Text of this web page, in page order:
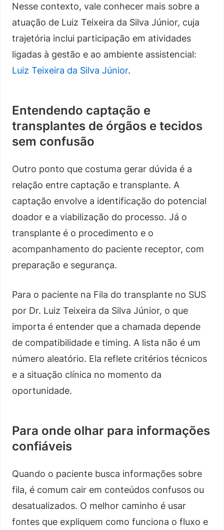
Nesse contexto, vale conhecer mais sobre a
atuação de Luiz Teixeira da Silva Júnior, cuja
trajetória inclui participação em atividades
ligadas à gestão e ao ambiente assistencial:
Luiz Teixeira da Silva Júnior.
Entendendo captação e
transplantes de órgãos e tecidos
sem confusão
Outro ponto que costuma gerar dúvida é a
relação entre captação e transplante. A
captação envolve a identificação do potencial
doador e a viabilização do processo. Já o
transplante é o procedimento e o
acompanhamento do paciente receptor, com
preparação e segurança.
Para o paciente na Fila do transplante no SUS
por Dr. Luiz Teixeira da Silva Júnior, o que
importa é entender que a chamada depende
de compatibilidade e timing. A lista não é um
número aleatório. Ela reflete critérios técnicos
e a situação clínica no momento da
oportunidade.
Para onde olhar para informações
confiáveis
Quando o paciente busca informações sobre
fila, é comum cair em conteúdos confusos ou
desatualizados. O melhor caminho é usar
fontes que expliquem como funciona o fluxo e